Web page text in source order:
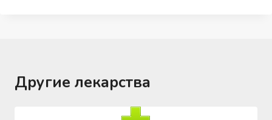
Другие лекарства